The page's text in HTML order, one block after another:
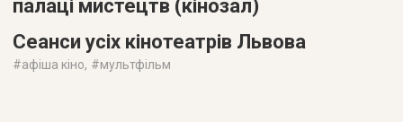
палаці мистецтв (кінозал)
Сеанси усіх кінотеатрів Львова
#афіша кіно, #мультфільм